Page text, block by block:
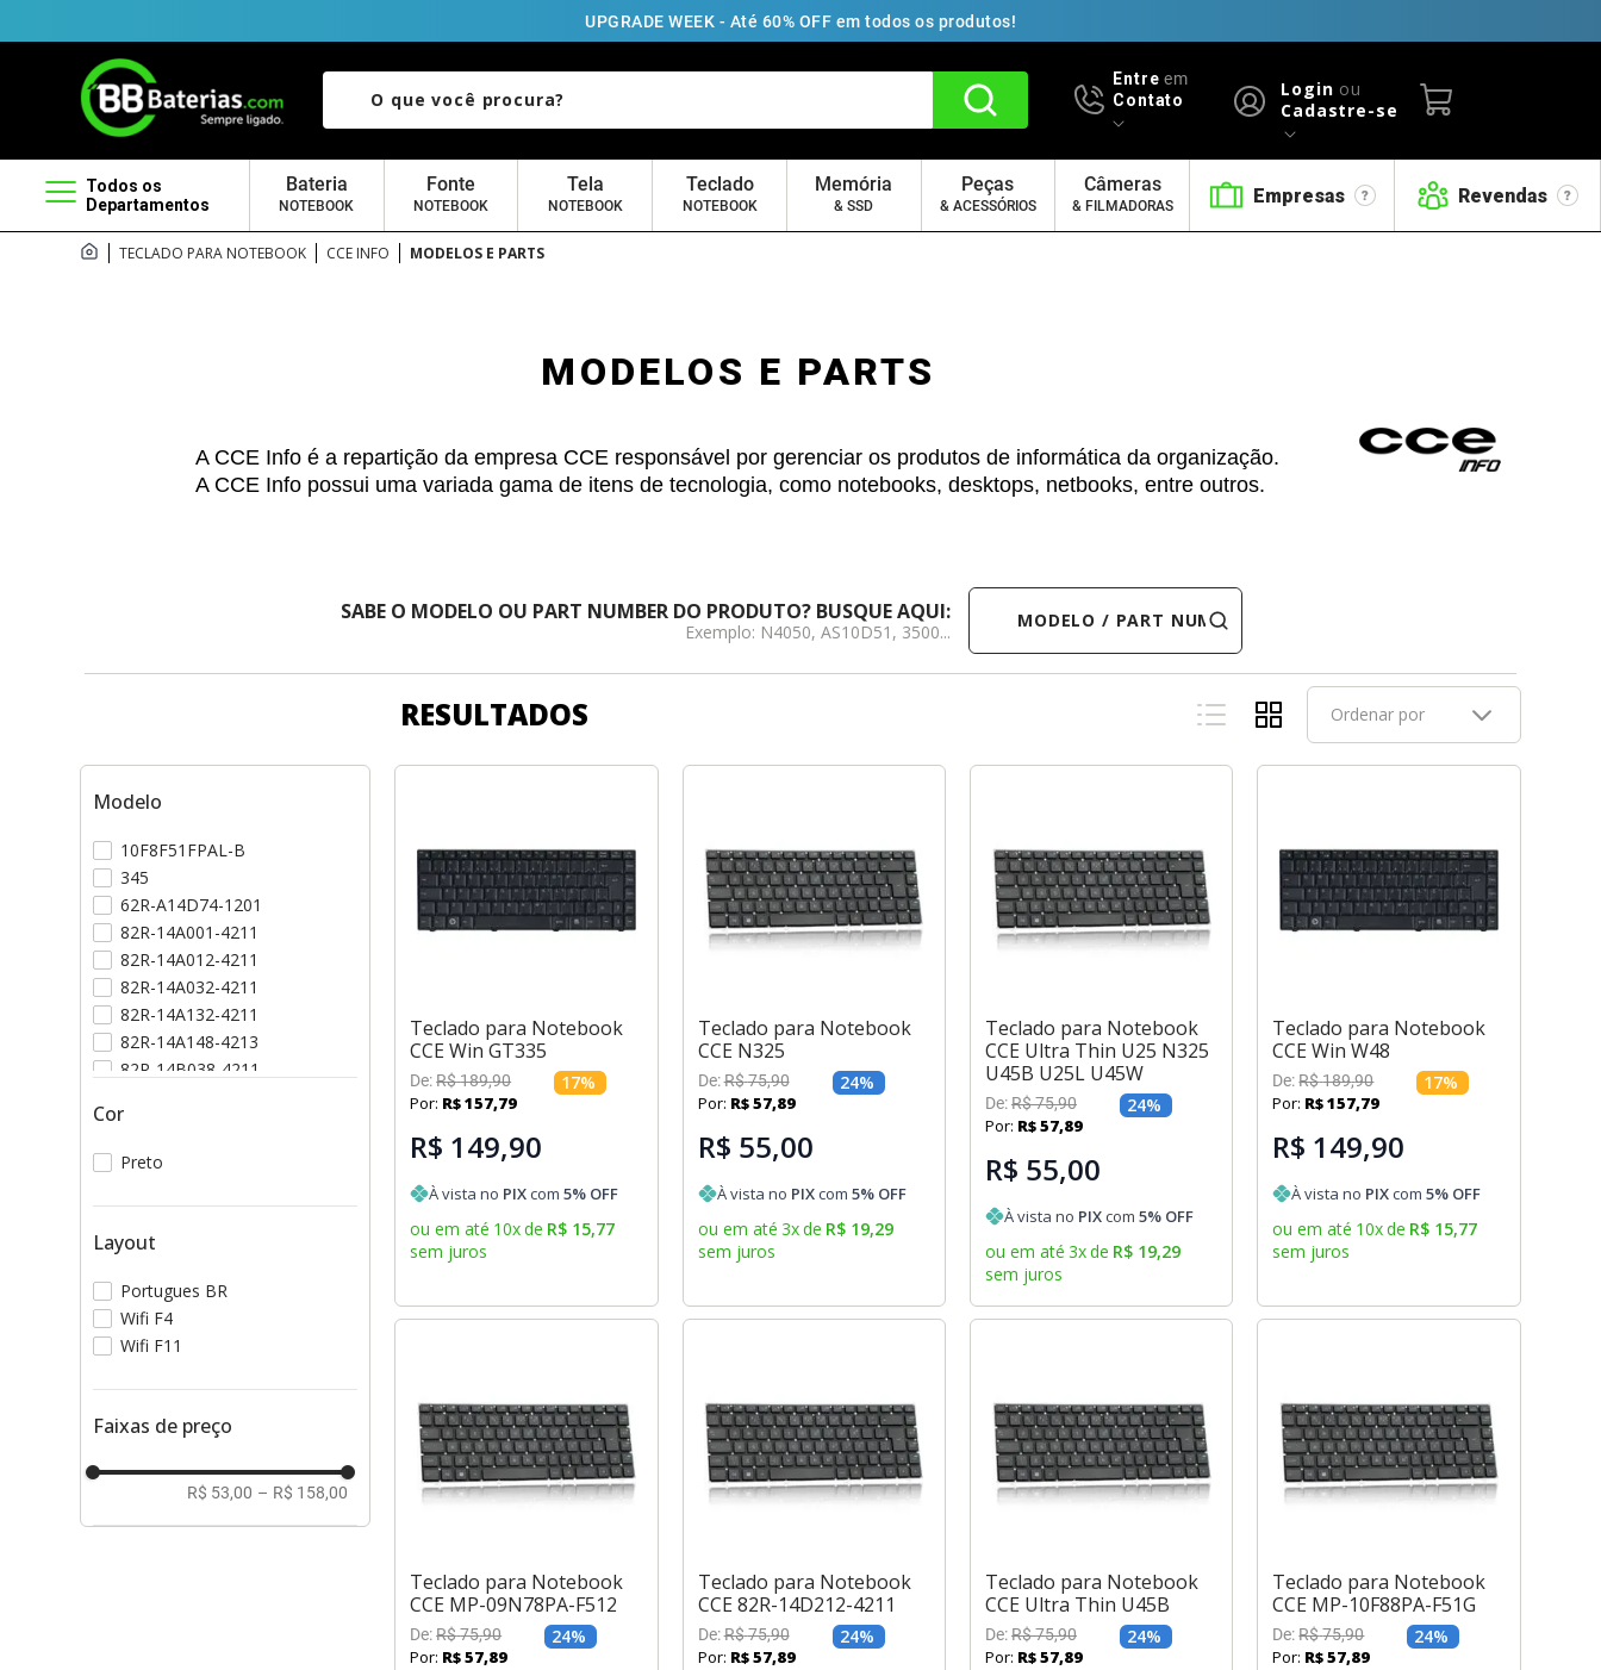
UPGRADE WEEK - Até 60% OFF em todos os produtos!
O que você procura? Entre em
Contato
Login ou
Cadastre-se
Todos os
Departamentos
Bateria
NOTEBOOK
Fonte
NOTEBOOK
Tela
NOTEBOOK
Teclado
NOTEBOOK
Memória
& SSD
Peças
& ACESSÓRIOS
Câmeras
& FILMADORAS Empresas Revendas
TECLADO PARA NOTEBOOK CCE INFO MODELOS E PARTS
MODELOS E PARTS
A CCE Info é a repartição da empresa CCE responsável por gerenciar os produtos de informática da organização.
A CCE Info possui uma variada gama de itens de tecnologia, como notebooks, desktops, netbooks, entre outros.
SABE O MODELO OU PART NUMBER DO PRODUTO? BUSQUE AQUI:
Exemplo: N4050, AS10D51, 3500...
MODELO / PART NUMBER
Modelo
10F8F51FPAL-B
345
62R-A14D74-1201
82R-14A001-4211
82R-14A012-4211
82R-14A032-4211
82R-14A132-4211
82R-14A148-4213
82R-14B038-4211
Cor
Preto
Layout
Portugues BR
Wifi F4
Wifi F11
Faixas de preço
R$ 53,00 – R$ 158,00
RESULTADOS Ordenar por
Teclado para Notebook
CCE Win GT335
De:R$189,90 17%
Por: R$157,79
R$ 149,90
À vista no PIXcom5% OFF
ou em até 10xde R$ 15,77
sem juros
Teclado para Notebook
CCE N325
De:R$75,90 24%
Por: R$57,89
R$ 55,00
À vista no PIXcom 5% OFF
ou em até 3xde R$ 19,29
sem juros
Teclado para Notebook
CCE Ultra Thin U25 N325
U45B U25L U45W
De:R$75,90 24%
Por: R$57,89
R$ 55,00
À vista no PIXcom 5% OFF
ou em até 3xde R$ 19,29
sem juros
Teclado para Notebook
CCE Win W48
De:R$189,90 17%
Por: R$157,79
R$ 149,90
À vista no PIXcom5% OFF
ou em até 10xde R$ 15,77
sem juros
Teclado para Notebook
CCE MP-09N78PA-F512
De:R$75,90 24%
Por: R$57,89
Teclado para Notebook
CCE 82R-14D212-4211
De:R$75,90 24%
Por: R$57,89
Teclado para Notebook
CCE Ultra Thin U45B
De:R$75,90 24%
Por: R$57,89
Teclado para Notebook
CCE MP-10F88PA-F51G
De:R$75,90 24%
Por: R$57,89